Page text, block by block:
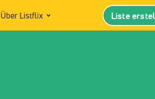
Über Listflix Liste